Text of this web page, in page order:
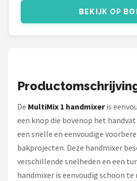
Nutribullet
Philips
Alle merken →
BEKIJK OP
De MultiMix 1 handmixeris
een knop die bovenop het
een snelle en eenvoudige
bakprojecten. Deze handmixer
verschillende snelheden en een
handmixer is eenvoudig schoon